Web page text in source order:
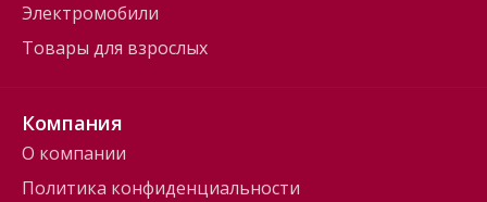
Электромобили
Товары для взрослых
Компания
О компании
Политика конфиденциальности